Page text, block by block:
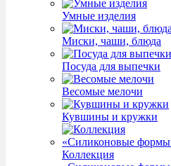
Умные изделия
Миски, чаши, блюда
Посуда для выпечки
Весомые мелочи
Кувшины и кружки
Коллекция